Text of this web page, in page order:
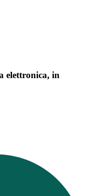
elettronica, in